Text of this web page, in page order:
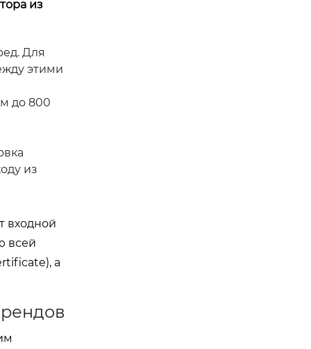
из
Для
этими
до 800
из
входной
всей
а